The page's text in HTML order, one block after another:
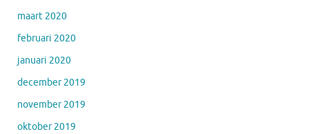
maart 2020
februari 2020
januari 2020
december 2019
november 2019
oktober 2019